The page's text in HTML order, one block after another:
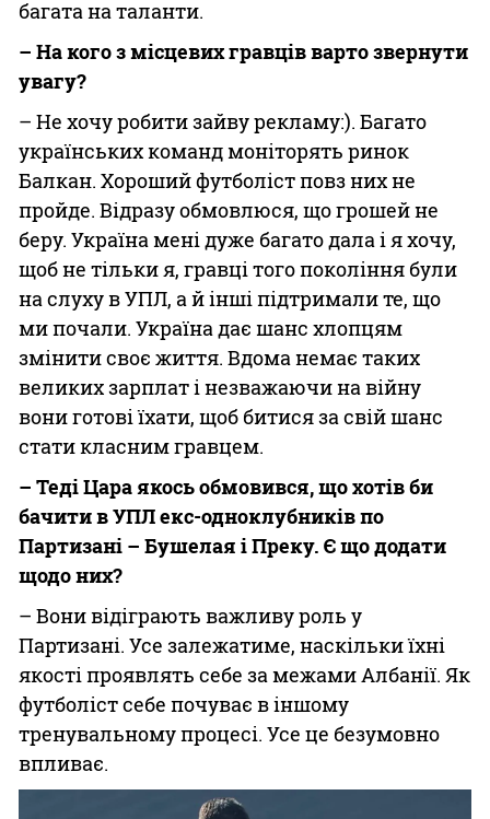
багата на таланти.
– На кого з місцевих гравців варто звернути
увагу?
– Не хочу робити зайву рекламу:). Багато
українських команд моніторять ринок
Балкан. Хороший футболіст повз них не
пройде. Відразу обмовлюся, що грошей не
беру. Україна мені дуже багато дала і я хочу,
щоб не тільки я, гравці того покоління були
на слуху в УПЛ, а й інші підтримали те, що
ми почали. Україна дає шанс хлопцям
змінити своє життя. Вдома немає таких
великих зарплат і незважаючи на війну
вони готові їхати, щоб битися за свій шанс
стати класним гравцем.
– Теді Цара якось обмовився, що хотів би
бачити в УПЛ екс-одноклубників по
Партизані – Бушелая і Преку. Є що додати
щодо них?
– Вони відіграють важливу роль у
Партизані. Усе залежатиме, наскільки їхні
якості проявлять себе за межами Албанії. Як
футболіст себе почуває в іншому
тренувальному процесі. Усе це безумовно
впливає.